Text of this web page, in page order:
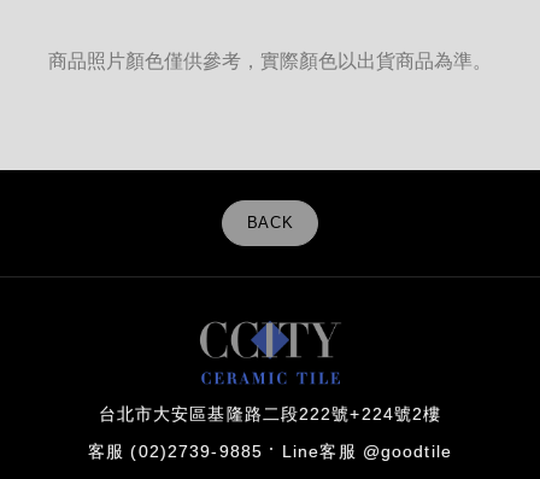
商品照片顏色僅供參考，實際顏色以出貨商品為準。
BACK
台北市大安區基隆路二段222號+224號2樓
客服 (02)2739-9885 Line客服 @goodtile